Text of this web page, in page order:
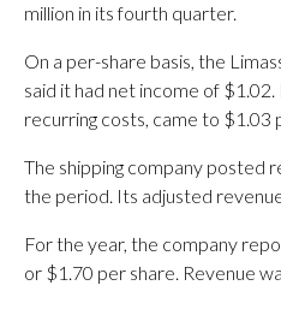
million in its fourth quarter.
On a per-share basis, the
said it had net income of
recurring costs, came to $1.03
The shipping company posted
the period. Its adjusted
For the year, the company
or $1.70 per share. Revenue